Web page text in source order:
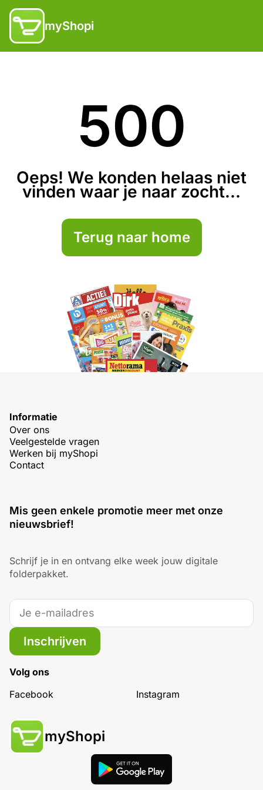
myShopi
500
Oeps! We konden helaas niet
vinden waar je naar zocht...
Terug naar home
Informatie
Over ons
Veelgestelde vragen
Werken bij myShopi
Contact
Mis geen enkele promotie meer met onze
nieuwsbrief!
Schrijf je in en ontvang elke week jouw digitale
folderpakket.
Inschrijven
Volg ons
Facebook
Instagram
myShopi